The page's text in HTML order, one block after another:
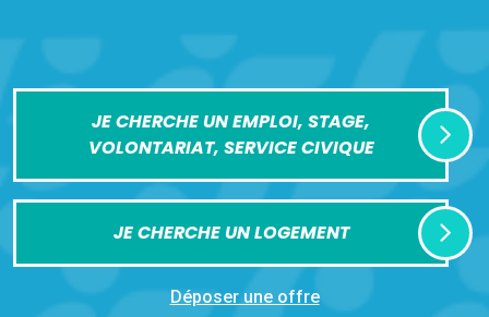
JE CHERCHE UN EMPLOI, STAGE,
VOLONTARIAT, SERVICE CIVIQUE
JE CHERCHE UN LOGEMENT
Déposer une offre